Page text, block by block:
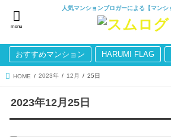
人気マンションブロガーによる【マンシ
menu
おすすめマンション HARUMI FLAG
HOME 2023年 12月 25日
2023年12月25日